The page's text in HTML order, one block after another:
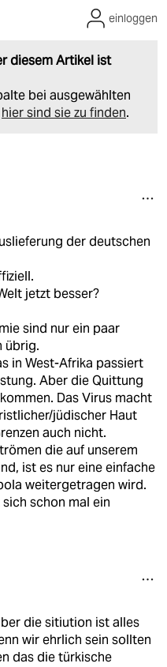
diesem Artikel ist
bei ausgewählten
hier sind sie zu finden.
einloggen
der deutschen
jetzt besser?
sind nur ein paar
übrig.
in West-Afrika passiert
Aber die Quittung
Das Virus macht
jüdischer Haut
auch nicht.
die auf unserem
ist es nur eine einfache
weitergetragen wird.
schon mal ein
die sitiution ist alles
wir ehrlich sein sollten
das die türkische